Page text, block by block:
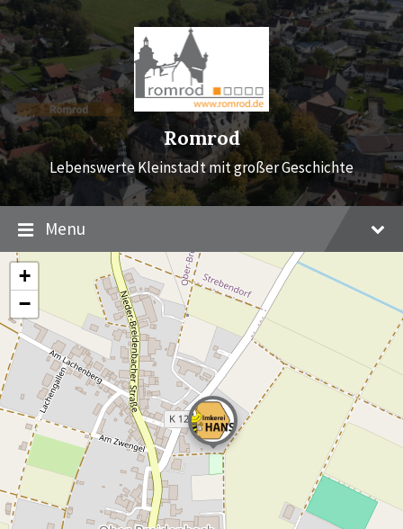
Skip
to
content
Skip
to
main
navigation
Skip
to
footer
Romrod
Lebenswerte Kleinstadt mit großer Geschichte
Menu
+
−